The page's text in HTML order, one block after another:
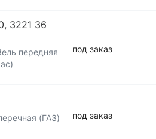
3221 36
передняя
под заказ
(ГАЗ) под заказ